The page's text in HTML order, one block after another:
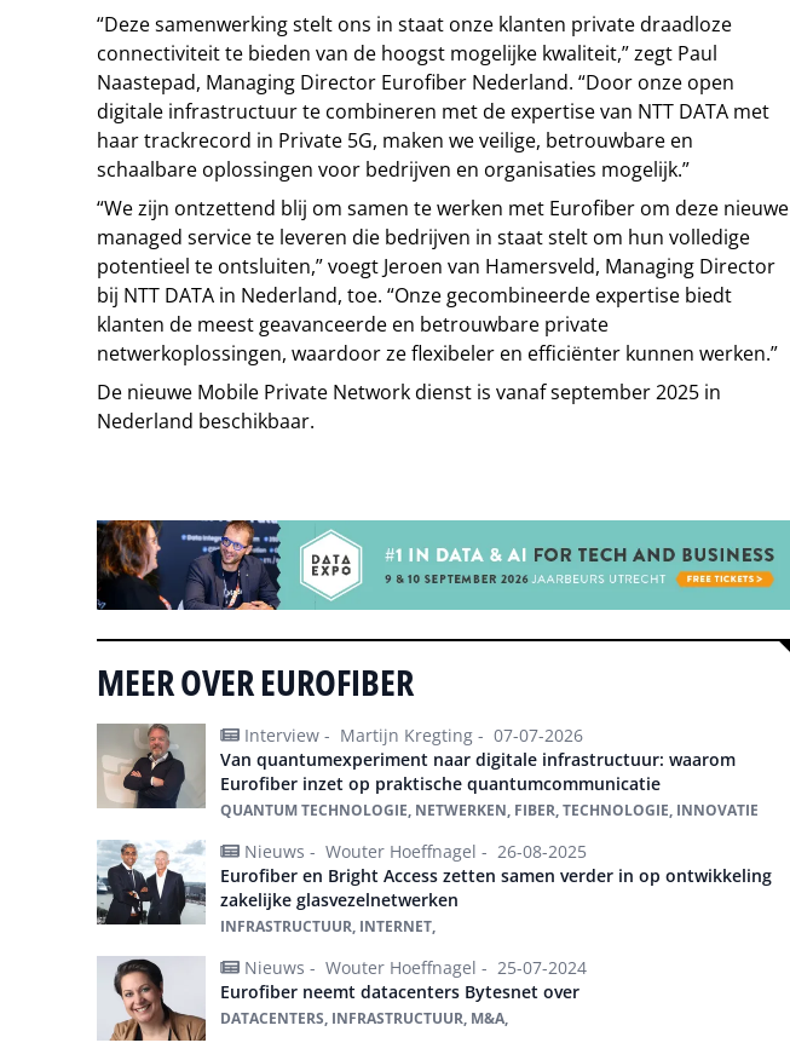
“Deze samenwerking stelt ons in staat onze klanten private draadloze
connectiviteit te bieden van de hoogst mogelijke kwaliteit,” zegt Paul
Naastepad, Managing Director Eurofiber Nederland. “Door onze open
digitale infrastructuur te combineren met de expertise van NTT DATA met
haar trackrecord in Private 5G, maken we veilige, betrouwbare en
schaalbare oplossingen voor bedrijven en organisaties mogelijk.”
“We zijn ontzettend blij om samen te werken met Eurofiber om deze nieuwe
managed service te leveren die bedrijven in staat stelt om hun volledige
potentieel te ontsluiten,” voegt Jeroen van Hamersveld, Managing Director
bij NTT DATA in Nederland, toe. “Onze gecombineerde expertise biedt
klanten de meest geavanceerde en betrouwbare private
netwerkoplossingen, waardoor ze flexibeler en efficiënter kunnen werken.”
De nieuwe Mobile Private Network dienst is vanaf september 2025 in
Nederland beschikbaar.
MEER OVER EUROFIBER
Interview - Martijn Kregting - 07-07-2026
Van quantumexperiment naar digitale infrastructuur: waarom
Eurofiber inzet op praktische quantumcommunicatie
QUANTUM TECHNOLOGIE, NETWERKEN, FIBER, TECHNOLOGIE, INNOVATIE
Nieuws - Wouter Hoeffnagel - 26-08-2025
Eurofiber en Bright Access zetten samen verder in op ontwikkeling
zakelijke glasvezelnetwerken
INFRASTRUCTUUR, INTERNET,
Nieuws - Wouter Hoeffnagel - 25-07-2024
Eurofiber neemt datacenters Bytesnet over
DATACENTERS, INFRASTRUCTUUR, M&A,